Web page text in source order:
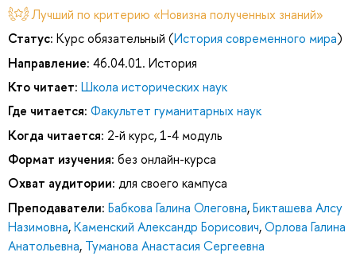
Лучший по критерию «Новизна полученных знаний»
Статус: Курс обязательный (История современного мира)
Направление: 46.04.01. История
Кто читает: Школа исторических наук
Где читается: Факультет гуманитарных наук
Когда читается: 2-й курс, 1-4 модуль
Формат изучения: без онлайн-курса
Охват аудитории: для своего кампуса
Преподаватели: Бабкова Галина Олеговна,Бикташева Алсу
Назимовна,Каменский Александр Борисович,Орлова Галина
Анатольевна, Туманова Анастасия Сергеевна